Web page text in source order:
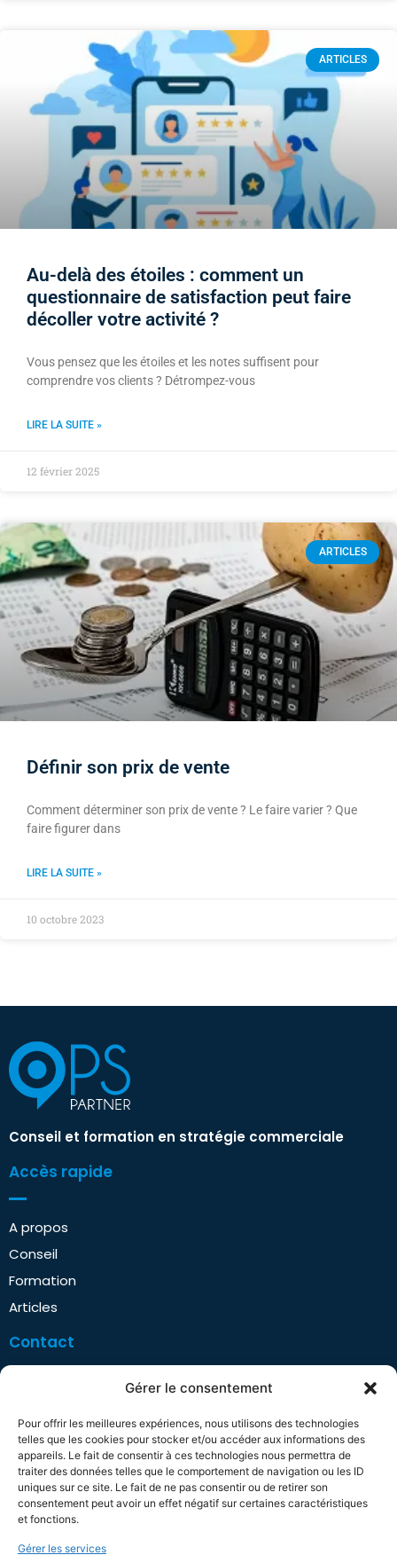
Gérer le consentement
Pour offrir les meilleures expériences, nous utilisons des technologies
telles que les cookies pour stocker et/ou accéder aux informations des
appareils. Le fait de consentir à ces technologies nous permettra de
traiter des données telles que le comportement de navigation ou les ID
uniques sur ce site. Le fait de ne pas consentir ou de retirer son
consentement peut avoir un effet négatif sur certaines caractéristiques
et fonctions.
Gérer les services
ARTICLES
Au-delà des étoiles : comment un
questionnaire de satisfaction peut faire
décoller votre activité ?
Vous pensez que les étoiles et les notes suffisent pour
comprendre vos clients ? Détrompez-vous
LIRE LA SUITE »
12 février 2025
ARTICLES
Définir son prix de vente
Comment déterminer son prix de vente ? Le faire varier ? Que
faire figurer dans
LIRE LA SUITE »
10 octobre 2023
Conseil et formation en stratégie commerciale
Accès rapide
A propos
Conseil
Formation
Articles
Contact
+33 (0)6 61 47 10 96
contact@ops-partner.com
Linkedin
Rendez-vous en ligne
Infos légales